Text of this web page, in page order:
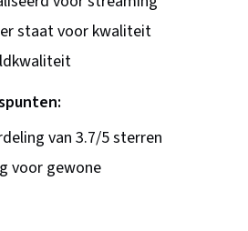
staat voor kwaliteit
van 3.7/5 sterren
voor gewone